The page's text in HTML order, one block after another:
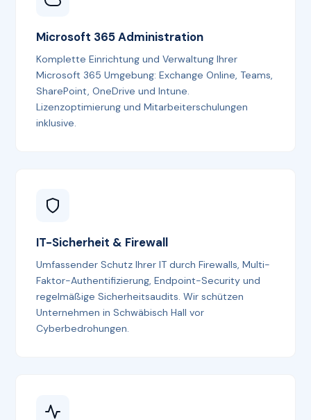
Microsoft 365 Administration
Komplette Einrichtung und Verwaltung Ihrer
Microsoft 365 Umgebung: Exchange Online, Teams,
SharePoint, OneDrive und Intune.
Lizenzoptimierung und Mitarbeiterschulungen
inklusive.
IT-Sicherheit & Firewall
Umfassender Schutz Ihrer IT durch Firewalls, Multi-
Faktor-Authentifizierung, Endpoint-Security und
regelmäßige Sicherheitsaudits. Wir schützen
Unternehmen in Schwäbisch Hall vor
Cyberbedrohungen.